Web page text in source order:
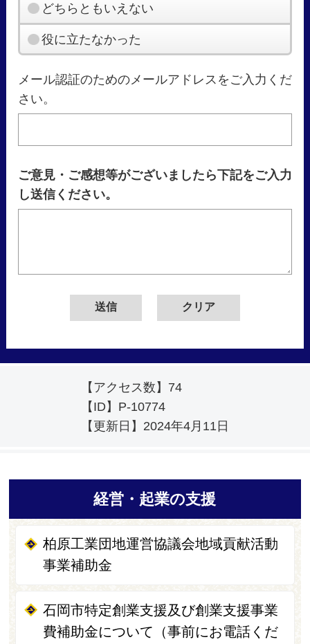
どちらともいえない
役に立たなかった
メール認証のためのメールアドレスをご入力くだ
さい。
ご意見・ご感想等がございましたら下記をご入力
し送信ください。
【アクセス数】 74
【ID】 P-10774
【更新日】 2024年4月11日
経営・起業の支援
柏原工業団地運営協議会地域貢献活動
事業補助金
石岡市特定創業支援及び創業支援事業
費補助金について（事前にお電話くだ